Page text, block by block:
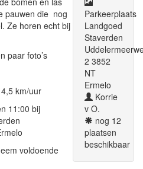
Parkeerplaats
Landgoed
Staverden
2 3852
NT
Ermelo
Korrie
v O.
nog 12
plaatsen
beschikbaar
pauwen die nog
Ze horen echt bij
paar foto’s
km/uur
11:00 bij
voldoende